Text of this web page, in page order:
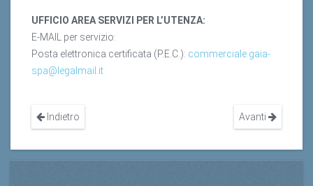
UFFICIO AREA SERVIZI PER L’UTENZA:
E-MAIL per servizio:
Posta elettronica certificata (P.E.C.): commerciale.gaia-
spa@legalmail.it
Indietro Avanti